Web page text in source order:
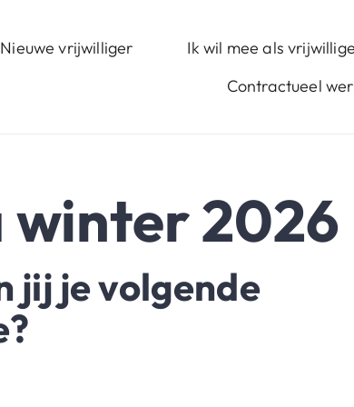
Nieuwe vrijwilliger Ik wil mee als
Contractueel
winter 2026
jij je volgende